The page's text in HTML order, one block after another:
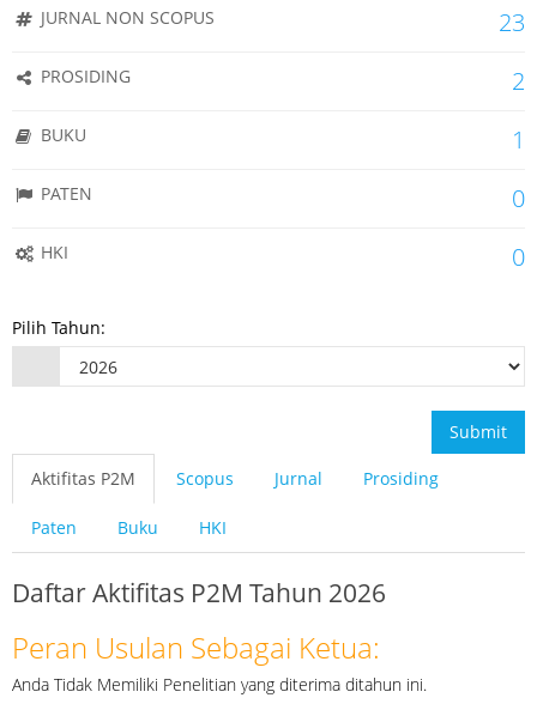
JURNAL NON SCOPUS 23
PROSIDING 2
BUKU 1
PATEN 0
HKI 0
Pilih Tahun:
Submit
Aktifitas P2M Scopus Jurnal Prosiding
Paten Buku HKI
Daftar Aktifitas P2M Tahun 2026
Peran Usulan Sebagai Ketua:
Anda Tidak Memiliki Penelitian yang diterima ditahun ini.